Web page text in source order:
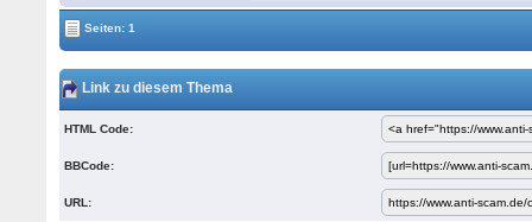
Seiten: 1
Link zu diesem Thema
HTML Code:
BBCode:
URL: